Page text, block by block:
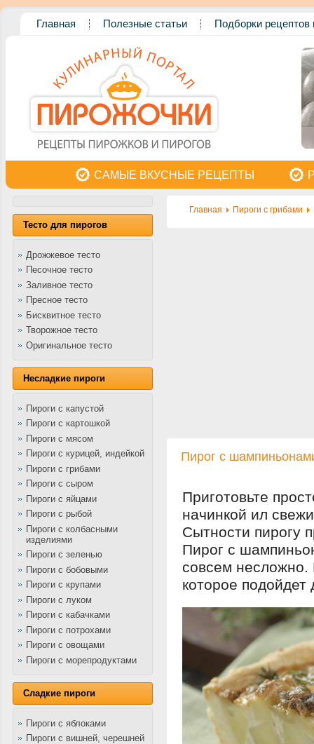
Главная Полезные статьи Подборки рецептов
САМЫЕ ВКУСНЫЕ РЕЦЕПТЫ
Тесто для пирогов
Дрожжевое тесто
Песочное тесто
Заливное тесто
Пресное тесто
Бисквитное тесто
Творожное тесто
Оригинальное тесто
Несладкие пироги
Пироги с капустой
Пироги с картошкой
Пироги с мясом
Пироги с курицей, индейкой
Пироги с грибами
Пироги с сыром
Пироги с яйцами
Пироги с рыбой
Пироги с колбасными
изделиями
Пироги с зеленью
Пироги с бобовыми
Пироги с крупами
Пироги с луком
Пироги с кабачками
Пироги с потрохами
Пироги с овощами
Пироги с морепродуктами
Сладкие пироги
Пироги с яблоками
Пироги с вишней, черешней
Главная Пироги с грибами
Пирог с
Приготовьте
начинкой ил
Сытности пирогу
Пирог с
совсем несложно.
которое подойдет